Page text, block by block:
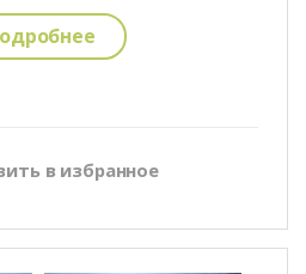
в избранное